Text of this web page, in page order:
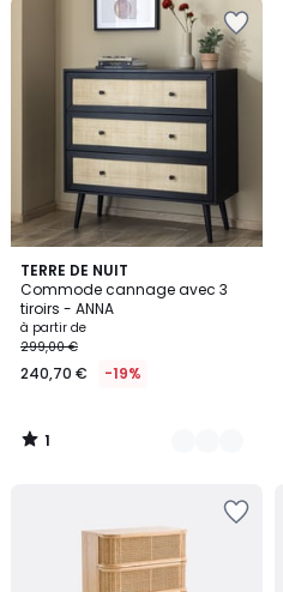
TERRE DE NUIT
Commode cannage avec 3
tiroirs - ANNA
à partir de
299,00 €
240,70 € -19%
1
/
5
2
Couleurs
1
/